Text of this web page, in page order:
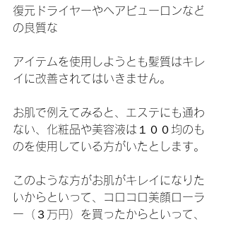
復元ドライヤーやヘアビューロンなど
の良質な
アイテムを使用しようとも髪質はキレ
イに改善されてはいきません。
お肌で例えてみると、エステにも通わ
ない、化粧品や美容液は１００均のも
のを使用している方がいたとします。
このような方がお肌がキレイになりた
いからといって、コロコロ美顔ローラ
ー（３万円）を買ったからといって、